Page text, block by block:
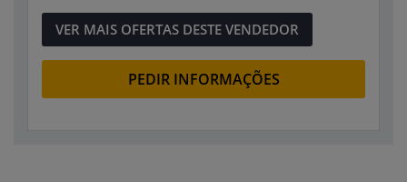
VER MAIS OFERTAS DESTE VENDEDOR
PEDIR INFORMAÇÕES